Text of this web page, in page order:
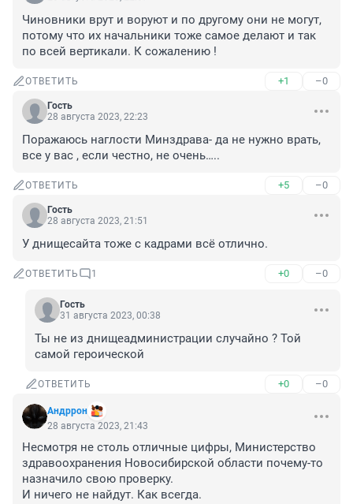
Чиновники врут и воруют и по другому они не могут,
потому что их начальники тоже самое делают и так
по всей вертикали. К сожалению !
ОТВЕТИТЬ +1 –0
Гость
28 августа 2023, 22:23
Поражаюсь наглости Минздрава- да не нужно врать,
все у вас , если честно, не очень…..
ОТВЕТИТЬ +5 –0
Гость
28 августа 2023, 21:51
У днищесайта тоже с кадрами всё отлично.
ОТВЕТИТЬ 1 +0 –0
Гость
31 августа 2023, 00:38
Ты не из днищеадминистрации случайно ? Той
самой героической
ОТВЕТИТЬ +0 –0
Андррон
28 августа 2023, 21:43
Несмотря не столь отличные цифры, Министерство
здравоохранения Новосибирской области почему-то
назначило свою проверку.
И ничего не найдут. Как всегда.